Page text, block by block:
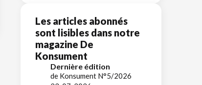
Les articles abonnés
sont lisibles dans notre
magazine De
Konsument
Dernière édition
de Konsument N°5/2026